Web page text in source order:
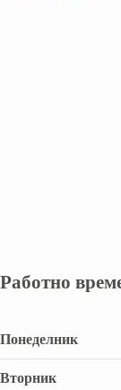
Работно
Понеделник
Вторник